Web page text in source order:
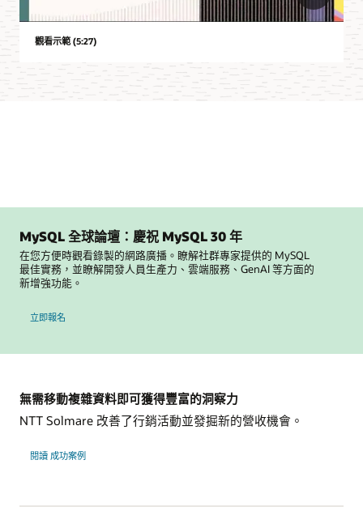
觀看示範 (5:27)
MySQL 全球論壇：慶祝 MySQL 30 年
在您方便時觀看錄製的網路廣播。瞭解社群專家提供的 MySQL
最佳實務，並瞭解開發人員生產力、雲端服務、GenAI 等方面的
新增強功能。
立即報名
無需移動複雜資料即可獲得豐富的洞察力
NTT Solmare 改善了行銷活動並發掘新的營收機會。
閱讀
Solmare成功案例